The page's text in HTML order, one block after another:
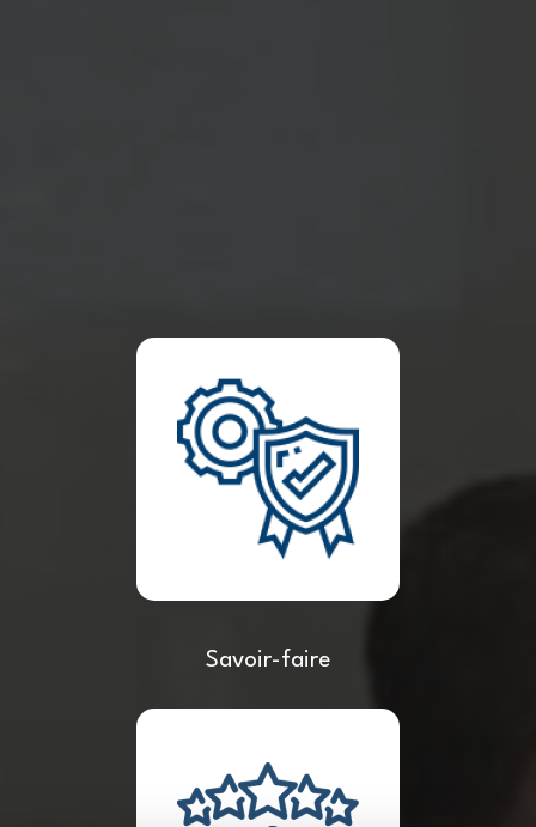
Savoir-faire